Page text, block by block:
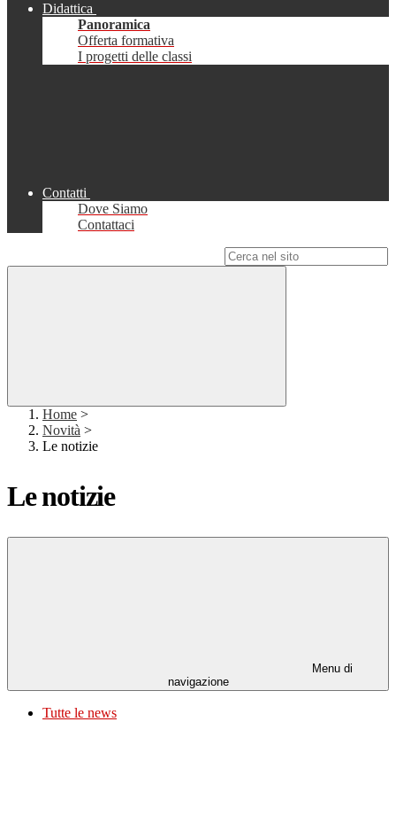
Didattica
Panoramica
Offerta formativa
I progetti delle classi
Contatti
Dove Siamo
Contattaci
Home >
Novità >
Le notizie
Le notizie
Menu di
navigazione
Tutte le news